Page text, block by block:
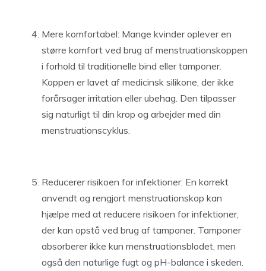
Mere komfortabel: Mange kvinder oplever en
større komfort ved brug af menstruationskoppen
i forhold til traditionelle bind eller tamponer.
Koppen er lavet af medicinsk silikone, der ikke
forårsager irritation eller ubehag. Den tilpasser
sig naturligt til din krop og arbejder med din
menstruationscyklus.
Reducerer risikoen for infektioner: En korrekt
anvendt og rengjort menstruationskop kan
hjælpe med at reducere risikoen for infektioner,
der kan opstå ved brug af tamponer. Tamponer
absorberer ikke kun menstruationsblodet, men
også den naturlige fugt og pH-balance i skeden.